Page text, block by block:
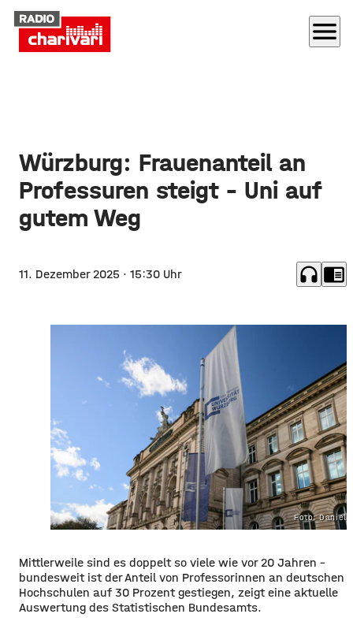
menu
Würzburg: Frauenanteil an
Professuren steigt – Uni auf
gutem Weg
11. Dezember 2025 · 15:30 Uhr headphones chrome_reader_mode
Foto: Daniel
Mittlerweile sind es doppelt so viele wie vor 20 Jahren –
bundesweit ist der Anteil von Professorinnen an deutschen
Hochschulen auf 30 Prozent gestiegen, zeigt eine aktuelle
Auswertung des Statistischen Bundesamts.